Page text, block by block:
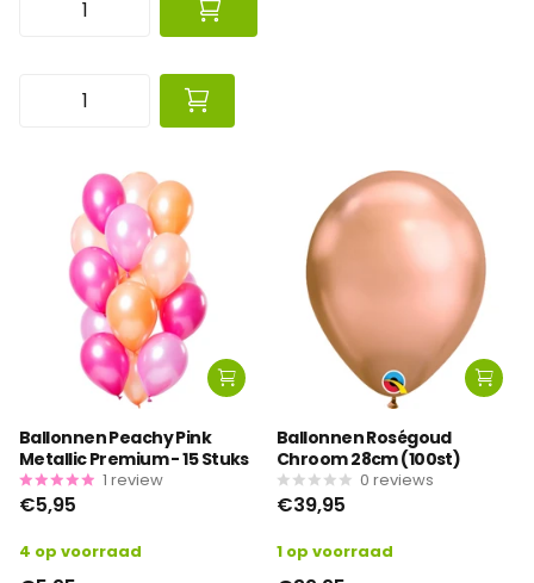
Ballonnen Peachy Pink
Metallic Premium - 15 Stuks
1 review
€5,95
4 op voorraad
Ballonnen Roségoud
Chroom 28cm (100st)
0 reviews
€39,95
1 op voorraad